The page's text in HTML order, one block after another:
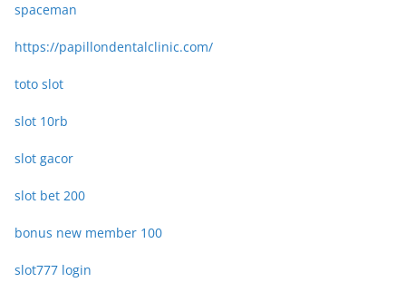
spaceman
https://papillondentalclinic.com/
toto slot
slot 10rb
slot gacor
slot bet 200
bonus new member 100
slot777 login